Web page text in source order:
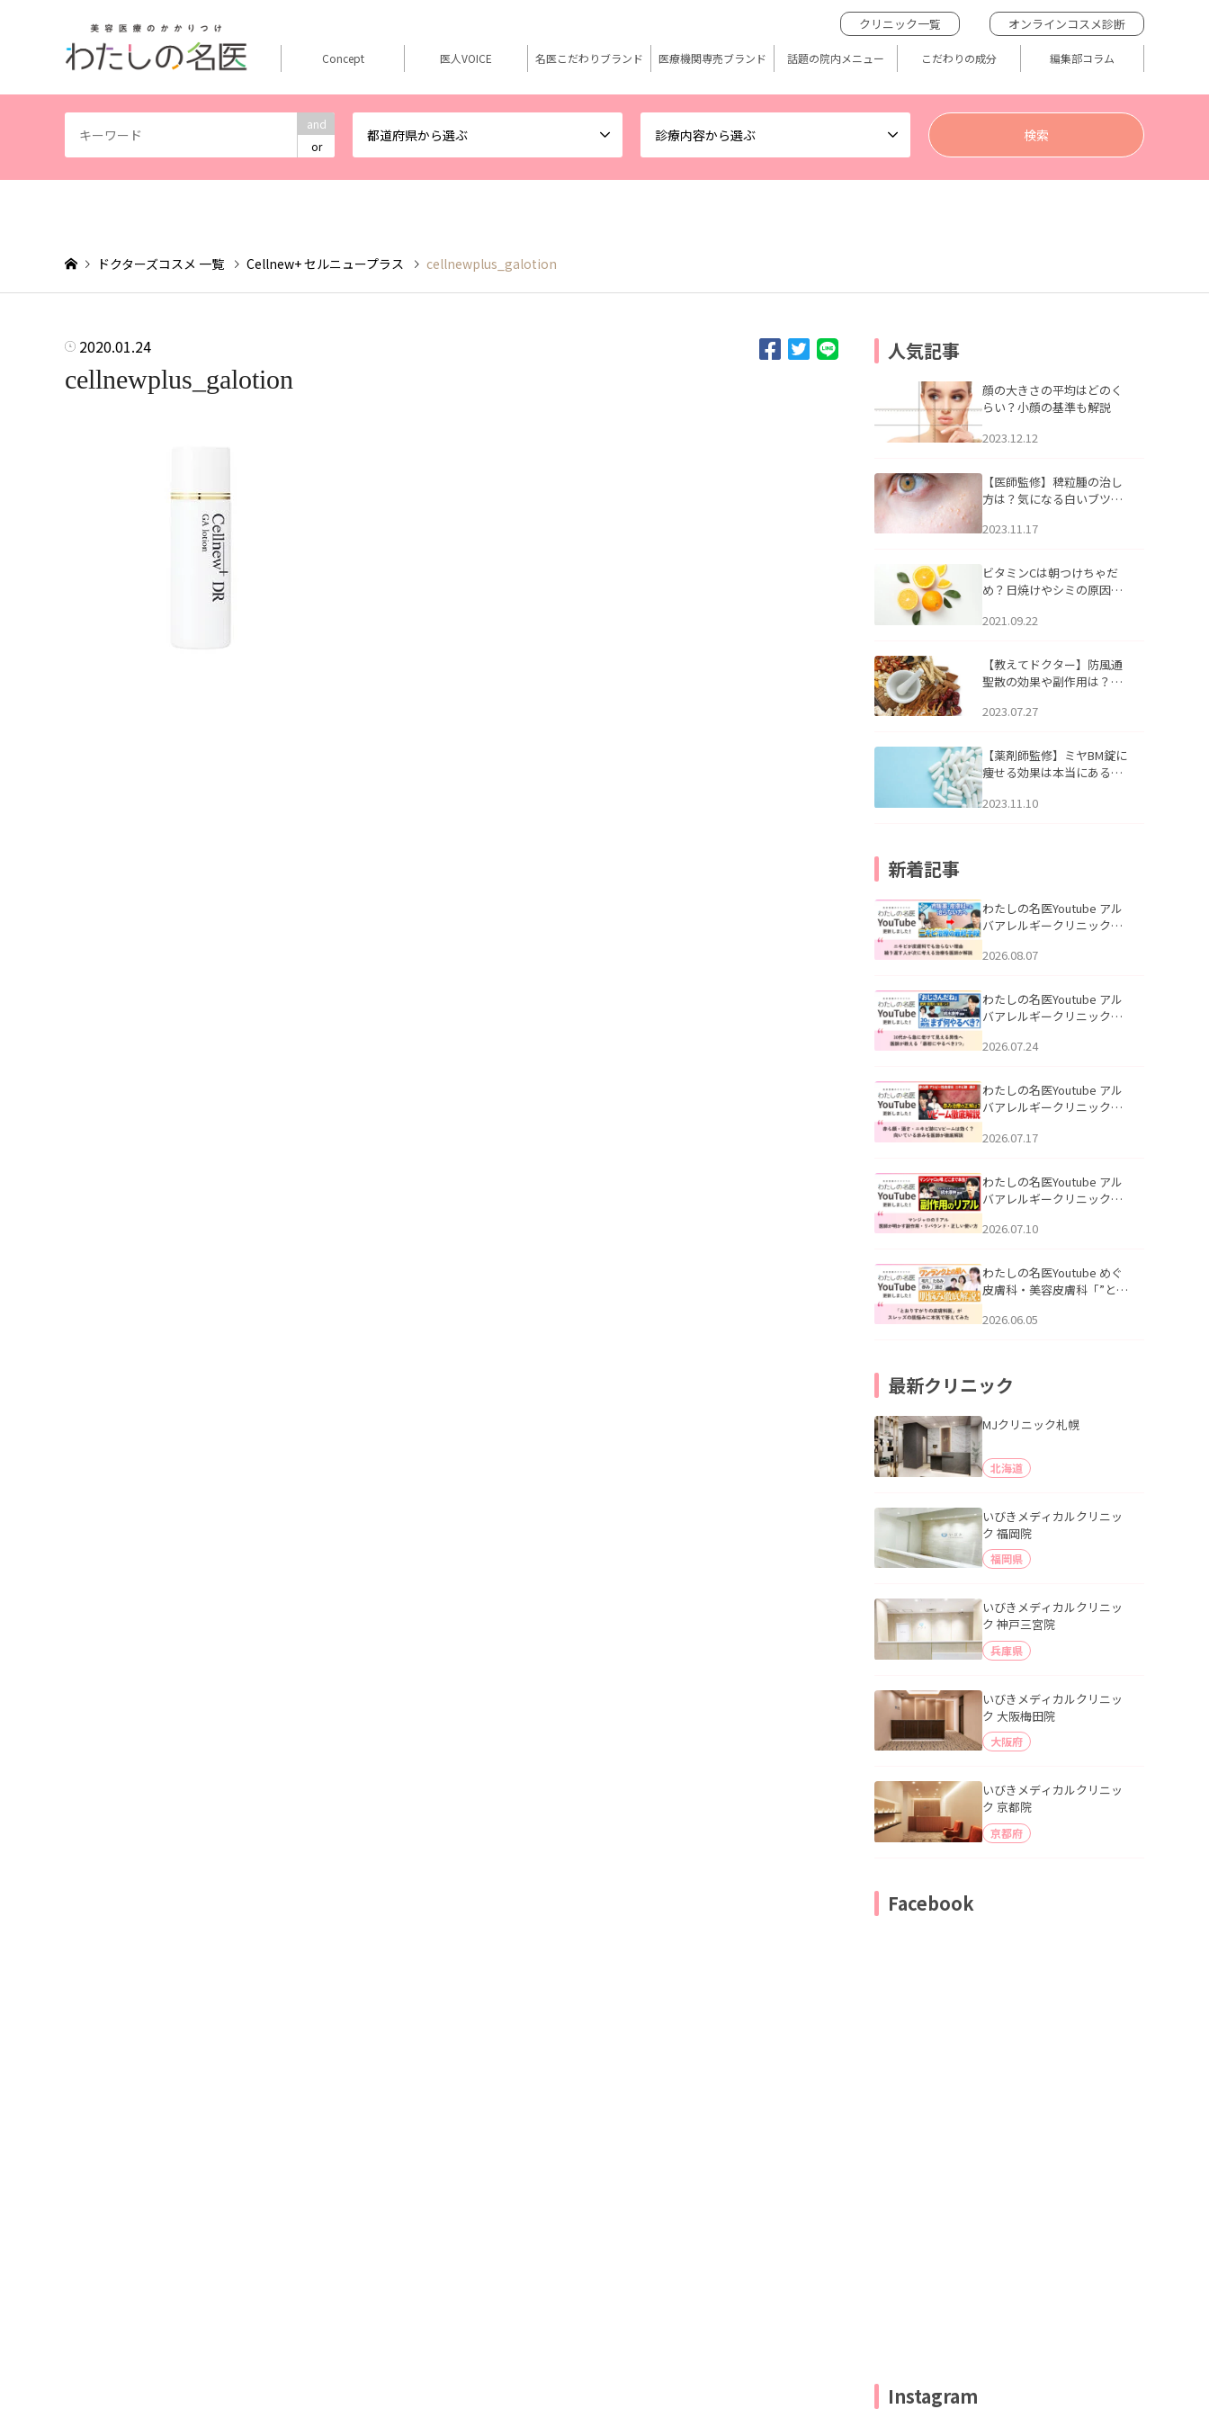
and
or
都道府県から選ぶ 診療内容から選ぶ
クリニック一覧 オンラインコスメ診断
Concept 医人VOICE 名医こだわりブランド 医療機関専売ブランド 話題の院内メニュー こだわりの成分 編集部コラム
ドクターズコスメ 一覧 Cellnew+ セルニュープラス cellnewplus_galotion
2020.01.24
cellnewplus_galotion
人気記事
顔の大きさの平均はどのく
らい？小顔の基準も解説
2023.12.12
【医師監修】稗粒腫の治し
方は？気になる白いブツブ
アについて
2023.11.17
ビタミンCは朝つけちゃだ
め？日焼けやシミの原因に
2021.09.22
【教えてドクター】防風通
聖散の効果や副作用は？長
2023.07.27
【薬剤師監修】ミヤBM錠に
痩せる効果は本当にある
2023.11.10
新着記事
わたしの名医Youtube アル
バアレルギークリニック札
らない理由｜繰り返す人が
説」を公開いたしました。
2026.08.07
わたしの名医Youtube アル
バアレルギークリニック札
える男性へ｜医師が教える
公開いたしました。
2026.07.24
わたしの名医Youtube アル
バアレルギークリニック札
跡にVビームは効く？向いて
説」を公開いたしました。
2026.07.17
わたしの名医Youtube アル
バアレルギークリニック札
医師が明かす副作用・リバ
公開いたしました。
2026.07.10
わたしの名医Youtube めぐ
皮膚科・美容皮膚科「”とお
ッズの肌悩みに本気で答え
2026.06.05
最新クリニック
MJクリニック札幌
北海道
いびきメディカルクリニッ
ク 福岡院
福岡県
いびきメディカルクリニッ
ク 神戸三宮院
兵庫県
いびきメディカルクリニッ
ク 大阪梅田院
大阪府
いびきメディカルクリニッ
ク 京都院
京都府
Facebook
Instagram